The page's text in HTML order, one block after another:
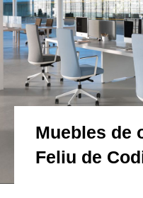
Muebles de
Feliu de